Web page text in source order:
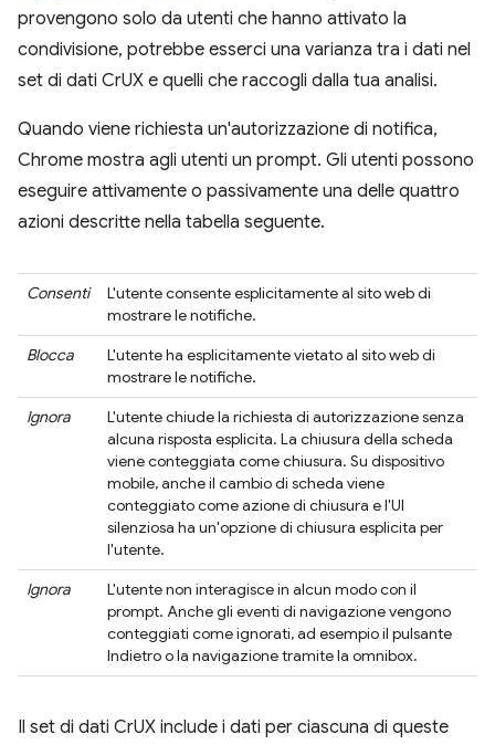
provengono solo da utenti che hanno attivato la
condivisione, potrebbe esserci una varianza tra i dati nel
set di dati CrUX e quelli che raccogli dalla tua analisi.
Quando viene richiesta un'autorizzazione di notifica,
Chrome mostra agli utenti un prompt. Gli utenti possono
eseguire attivamente o passivamente una delle quattro
azioni descritte nella tabella seguente.
Consenti
L'utente consente esplicitamente al sito web di
mostrare le notifiche.
Blocca
L'utente ha esplicitamente vietato al sito web di
mostrare le notifiche.
Ignora
L'utente chiude la richiesta di autorizzazione senza
alcuna risposta esplicita. La chiusura della scheda
viene conteggiata come chiusura. Su dispositivo
mobile, anche il cambio di scheda viene
conteggiato come azione di chiusura e l'UI
silenziosa ha un'opzione di chiusura esplicita per
l'utente.
Ignora
L'utente non interagisce in alcun modo con il
prompt. Anche gli eventi di navigazione vengono
conteggiati come ignorati, ad esempio il pulsante
Indietro o la navigazione tramite la omnibox.
Il set di dati CrUX include i dati per ciascuna di queste